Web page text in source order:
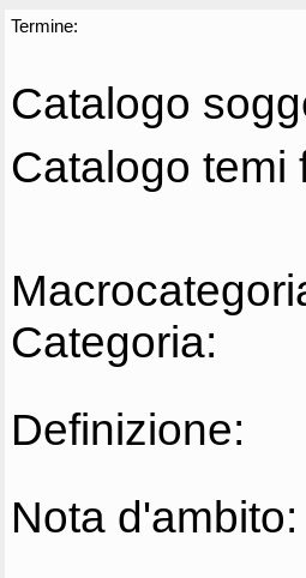
Termine:
Catalogo
Catalogo temi
Categoria:
Definizione:
Nota d'ambito: